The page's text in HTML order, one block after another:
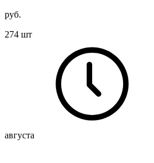
руб.
274 шт
августа